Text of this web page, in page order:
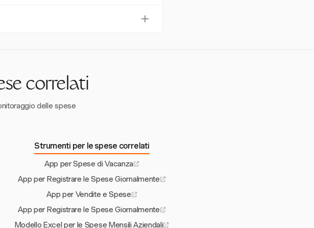
accessibile ed efficiente per team
correlati
delle spese
Strumenti per le spese correlati
App per Spese di Vacanza
App per Registrare le Spese Giornalmente
App per Vendite e Spese
App per Registrare le Spese Giornalmente
Modello Excel per le Spese Mensili Aziendali